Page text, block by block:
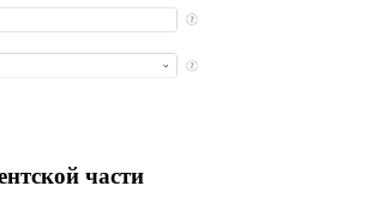
части